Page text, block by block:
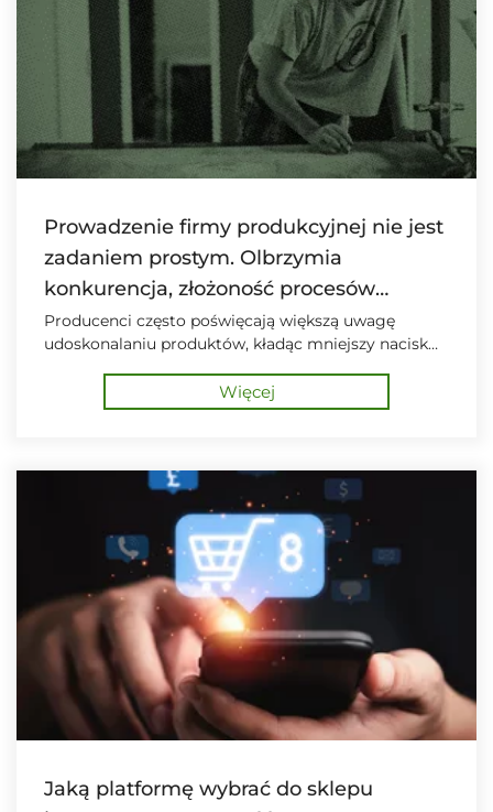
Prowadzenie firmy produkcyjnej nie jest
zadaniem prostym. Olbrzymia
konkurencja, złożoność procesów
powodują, że tylko nieliczni odnoszą
sukces.
Producenci często poświęcają większą uwagę
udoskonalaniu produktów, kładąc mniejszy nacisk
Więcej
Jaką platformę wybrać do sklepu